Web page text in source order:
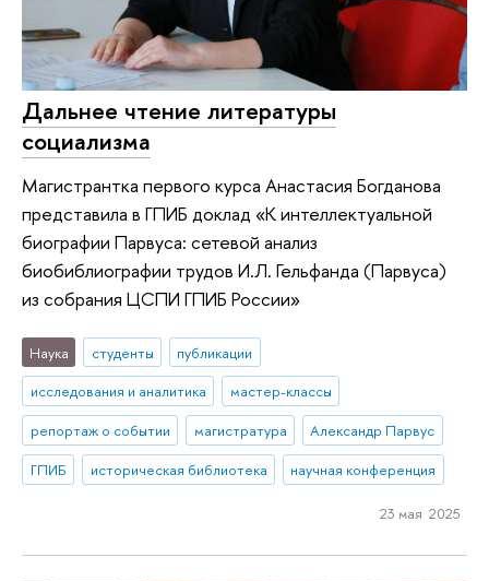
Дальнее чтение литературы
социализма
Магистрантка первого курса Анастасия Богданова
представила в ГПИБ доклад «К интеллектуальной
биографии Парвуса: сетевой анализ
биобиблиографии трудов И.Л. Гельфанда (Парвуса)
из собрания ЦСПИ ГПИБ России»
Наука студенты
публикации
исследования и аналитика
мастер-классы
репортаж о событии
магистратура
Александр Парвус
ГПИБ
историческая библиотека научная конференция
23 мая 2025